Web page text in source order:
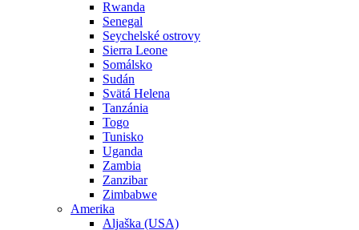
Rwanda
Senegal
Seychelské ostrovy
Sierra Leone
Somálsko
Sudán
Svätá Helena
Tanzánia
Togo
Tunisko
Uganda
Zambia
Zanzibar
Zimbabwe
Amerika
Aljaška (USA)